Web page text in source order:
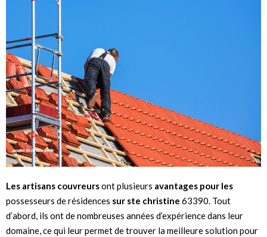
Les artisans couvreursont plusieurs avantages pour les
possesseurs de résidences sur ste christine 63390. Tout
d’abord, ils ont de nombreuses années d’expérience dans leur
domaine, ce qui leur permet de trouver la meilleure solution pour